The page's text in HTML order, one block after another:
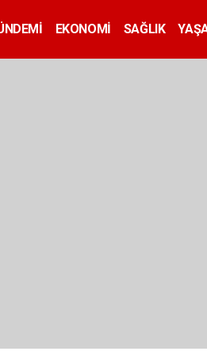
EKONOMİ SAĞLIK